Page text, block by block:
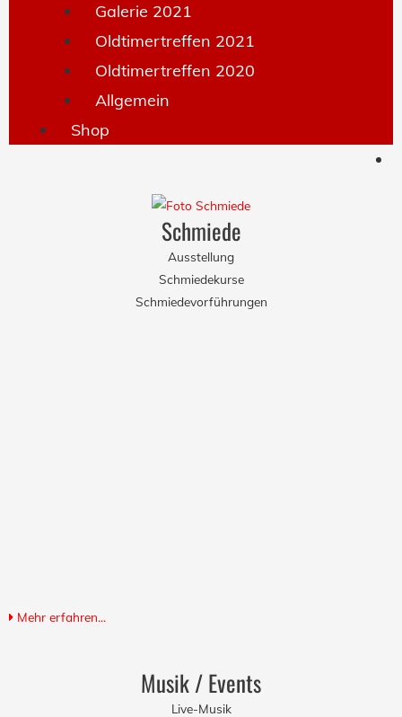
Galerie 2021
Oldtimertreffen 2021
Oldtimertreffen 2020
Allgemein
Shop
Schmiede
Ausstellung
Schmiedekurse
Schmiedevorführungen
Mehr erfahren...
Musik / Events
Live-Musik